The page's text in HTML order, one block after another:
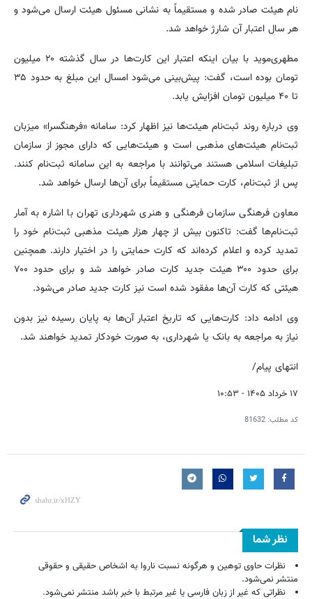
نام هیئت صادر شده و مستقیماً به نشانی مسئول هیئت ارسال می‌شود و
هر سال اعتبار آن شارژ خواهد شد.
مطهری‌موید با بیان اینکه اعتبار این کارت‌ها در سال گذشته ۲۰ میلیون
تومان بوده است، گفت: پیش‌بینی می‌شود امسال این مبلغ به حدود ۳۵
تا ۴۰ میلیون تومان افزایش یابد.
وی درباره روند ثبت‌نام هیئت‌ها نیز اظهار کرد: سامانه «فرهنگسرا» میزبان
ثبت‌نام هیئت‌های مذهبی است و هیئت‌هایی که دارای مجوز از سازمان
تبلیغات اسلامی هستند می‌توانند با مراجعه به این سامانه ثبت‌نام کنند.
پس از ثبت‌نام، کارت حمایتی مستقیماً برای آن‌ها ارسال خواهد شد.
معاون فرهنگی سازمان فرهنگی و هنری شهرداری تهران با اشاره به آمار
ثبت‌نام‌ها گفت: تاکنون بیش از چهار هزار هیئت مذهبی ثبت‌نام خود را
تمدید کرده و اعلام کرده‌اند که کارت حمایتی را در اختیار دارند. همچنین
برای حدود ۳۰۰ هیئت جدید کارت صادر خواهد شد و برای حدود ۷۰۰
هیئتی که کارت آن‌ها مفقود شده است نیز کارت جدید صادر می‌شود.
وی ادامه داد: کارت‌هایی که تاریخ اعتبار آن‌ها به پایان رسیده نیز بدون
نیاز به مراجعه به بانک یا شهرداری، به صورت خودکار تمدید خواهند شد.
انتهای پیام/
۱۷ خرداد ۱۴۰۵ - ۱۰:۵۳
کد مطلب: 81632
نظر شما
نظرات حاوی توهین و هرگونه نسبت ناروا به اشخاص حقیقی و حقوقی
منتشر نمی‌شود.
نظراتی که غیر از زبان فارسی یا غیر مرتبط با خبر باشد منتشر نمی‌شود.